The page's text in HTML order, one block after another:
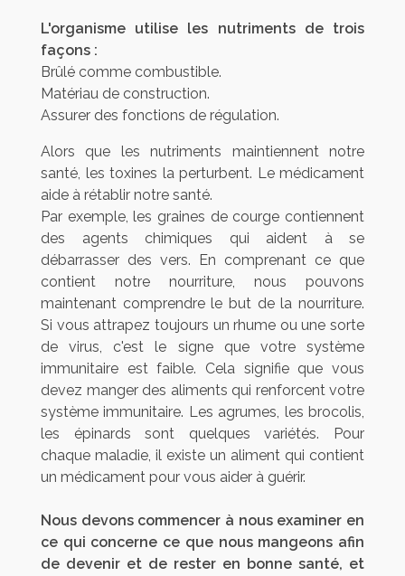
L'organisme utilise les nutriments de trois
façons :
Brûlé comme combustible.
Matériau de construction.
Assurer des fonctions de régulation.
Alors que les nutriments maintiennent notre
santé, les toxines la perturbent. Le médicament
aide à rétablir notre santé.
Par exemple, les graines de courge contiennent
des agents chimiques qui aident à se
débarrasser des vers. En comprenant ce que
contient notre nourriture, nous pouvons
maintenant comprendre le but de la nourriture.
Si vous attrapez toujours un rhume ou une sorte
de virus, c'est le signe que votre système
immunitaire est faible. Cela signifie que vous
devez manger des aliments qui renforcent votre
système immunitaire. Les agrumes, les brocolis,
les épinards sont quelques variétés. Pour
chaque maladie, il existe un aliment qui contient
un médicament pour vous aider à guérir.
Nous devons commencer à nous examiner en
ce qui concerne ce que nous mangeons afin
de devenir et de rester en bonne santé, et